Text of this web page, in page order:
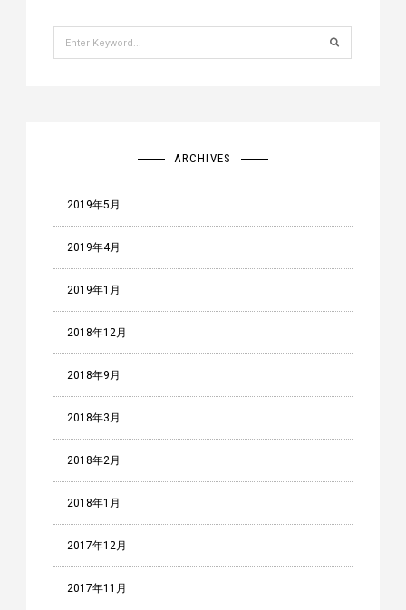
ARCHIVES
2019年5月
2019年4月
2019年1月
2018年12月
2018年9月
2018年3月
2018年2月
2018年1月
2017年12月
2017年11月